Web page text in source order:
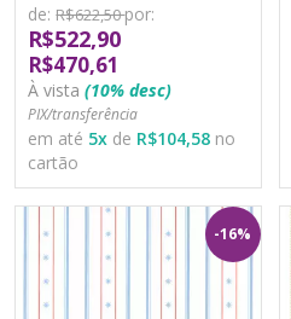
de: R$622,50por:
R$522,90
R$470,61
À vista (10% desc)
PIX/transferência
em até 5x de R$104,58 no
cartão
-16%